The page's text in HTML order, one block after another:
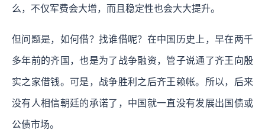
么，不仅军费会大增，而且稳定性也会大大提升。
但问题是，如何借？找谁借呢？在中国历史上，早在两千
多年前的齐国，也是为了战争融资，管子说通了齐王向殷
实之家借钱。可是，战争胜利之后齐王赖帐。所以，后来
没有人相信朝廷的承诺了，中国就一直没有发展出国债或
公债市场。